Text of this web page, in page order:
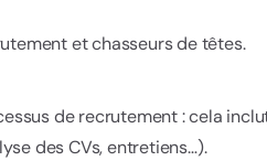
et chasseurs de têtes.
de recrutement : cela
des CVs, entretiens…).